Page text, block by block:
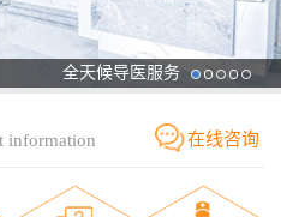
全天候导医服务
information 在线咨询